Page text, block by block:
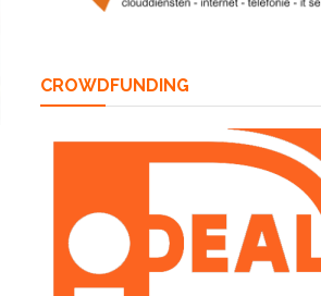
CROWDFUNDING